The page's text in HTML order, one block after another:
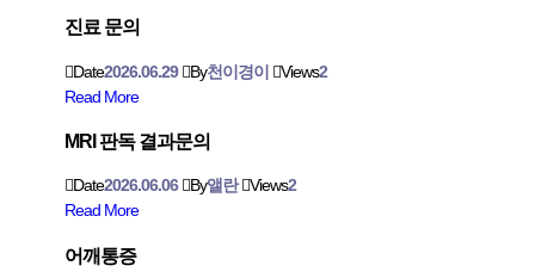
진료 문의
Date2026.06.29 By천이경이 Views2
Read More
MRI 판독 결과문의
Date2026.06.06 By앨란 Views2
Read More
어깨통증